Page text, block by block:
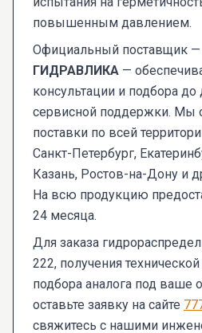
повышенным давлением.
Официальный поставщик —
ГИДРАВЛИКА —
консультации и подбора до
сервисной поддержки. Мы
поставки по всей
Санкт-Петербург,
Казань, Ростов-на-Дону и
На всю продукцию
24 месяца.
Для заказа
222, получения
подбора аналога под ваше
оставьте заявку на сайте
свяжитесь с нашими